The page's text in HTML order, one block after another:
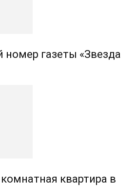
номер газеты «Звезда
квартира в